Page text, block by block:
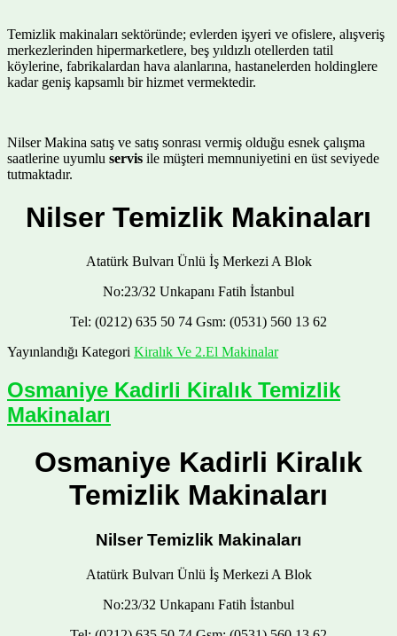
Temizlik makinaları sektöründe; evlerden işyeri ve ofislere, alışveriş
merkezlerinden hipermarketlere, beş yıldızlı otellerden tatil
köylerine, fabrikalardan hava alanlarına, hastanelerden holdinglere
kadar geniş kapsamlı bir hizmet vermektedir.
Nilser Makina satış ve satış sonrası vermiş olduğu esnek çalışma
saatlerine uyumlu servis ile müşteri memnuniyetini en üst seviyede
tutmaktadır.
Nilser Temizlik Makinaları
Atatürk Bulvarı Ünlü İş Merkezi A Blok
No:23/32 Unkapanı Fatih İstanbul
Tel: (0212) 635 50 74 Gsm: (0531) 560 13 62
Yayınlandığı Kategori Kiralık Ve 2.El Makinalar
Osmaniye Kadirli Kiralık Temizlik
Makinaları
Osmaniye Kadirli Kiralık
Temizlik Makinaları
Nilser Temizlik Makinaları
Atatürk Bulvarı Ünlü İş Merkezi A Blok
No:23/32 Unkapanı Fatih İstanbul